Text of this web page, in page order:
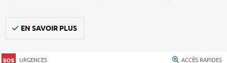
EN SAVOIR PLUS
URGENCES ACCÈS RAPIDES